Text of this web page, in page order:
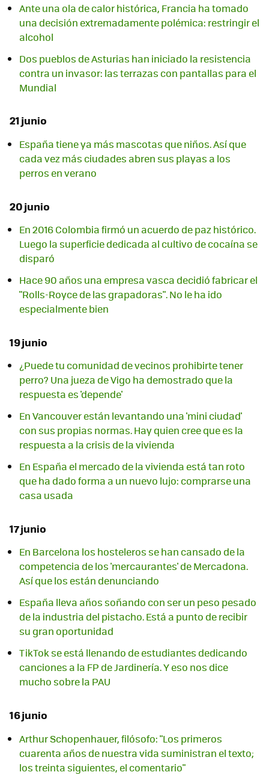
Ante una ola de calor histórica, Francia ha tomado
una decisión extremadamente polémica: restringir el
alcohol
Dos pueblos de Asturias han iniciado la resistencia
contra un invasor: las terrazas con pantallas para el
Mundial
21 junio
España tiene ya más mascotas que niños. Así que
cada vez más ciudades abren sus playas a los
perros en verano
20 junio
En 2016 Colombia firmó un acuerdo de paz histórico.
Luego la superficie dedicada al cultivo de cocaína se
disparó
Hace 90 años una empresa vasca decidió fabricar el
"Rolls-Royce de las grapadoras". No le ha ido
especialmente bien
19 junio
¿Puede tu comunidad de vecinos prohibirte tener
perro? Una jueza de Vigo ha demostrado que la
respuesta es 'depende'
En Vancouver están levantando una 'mini ciudad'
con sus propias normas. Hay quien cree que es la
respuesta a la crisis de la vivienda
En España el mercado de la vivienda está tan roto
que ha dado forma a un nuevo lujo: comprarse una
casa usada
17 junio
En Barcelona los hosteleros se han cansado de la
competencia de los 'mercaurantes' de Mercadona.
Así que los están denunciando
España lleva años soñando con ser un peso pesado
de la industria del pistacho. Está a punto de recibir
su gran oportunidad
TikTok se está llenando de estudiantes dedicando
canciones a la FP de Jardinería. Y eso nos dice
mucho sobre la PAU
16 junio
Arthur Schopenhauer, filósofo: "Los primeros
cuarenta años de nuestra vida suministran el texto;
los treinta siguientes, el comentario"